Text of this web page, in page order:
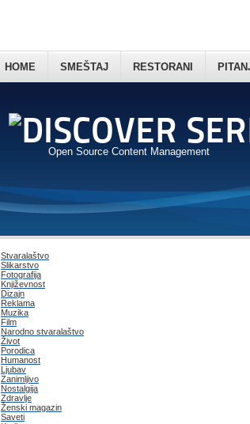
Open Source Content Management
HOME SMEŠTAJ RESTORANI
Stvaralaštvo
Slikarstvo
Fotografija
Književnost
Dizajn
Reklama
Muzika
Film
Narodno stvaralaštvo
Život
Porodica
Humanost
Ljubav
Zanimljivo
Nostalgija
Zdravlje
Ženski magazin
Saveti